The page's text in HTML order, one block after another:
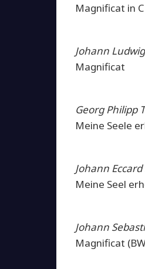
Magnificat in C
Johann
Magnificat
Georg Philipp
Meine Seele
Johann
Meine Seel
Johann
Magnificat